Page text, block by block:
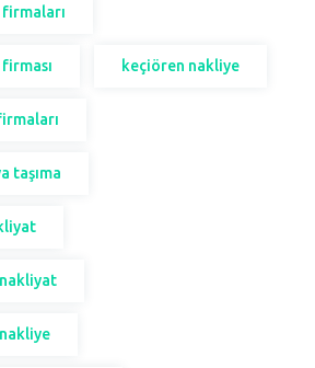
keçiören nakliye
taşıma